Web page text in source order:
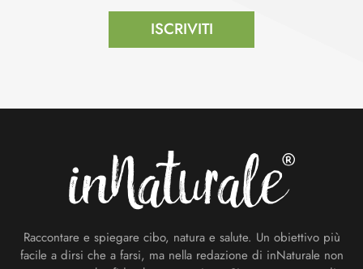
ISCRIVITI
Raccontare e spiegare cibo, natura e salute. Un obiettivo più
facile a dirsi che a farsi, ma nella redazione di inNaturale non